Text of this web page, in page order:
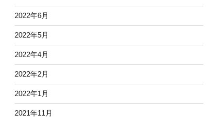
2022年6月
2022年5月
2022年4月
2022年2月
2022年1月
2021年11月